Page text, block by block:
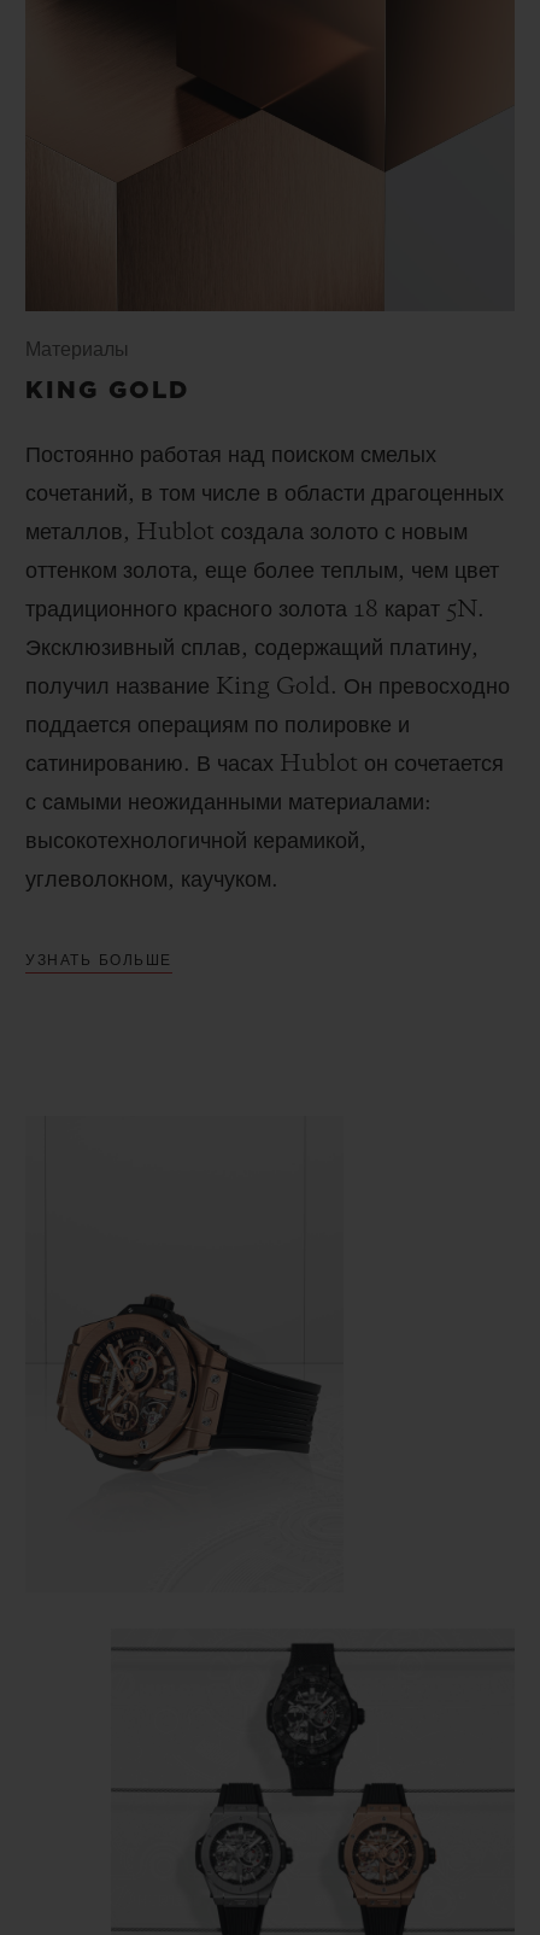
Материалы
KING GOLD
Постоянно работая над поиском смелых
сочетаний, в том числе в области драгоценных
металлов, Hublot создала золото с новым
оттенком золота, еще более теплым, чем цвет
традиционного красного золота 18 карат 5N.
Эксклюзивный сплав, содержащий платину,
получил название King Gold. Он превосходно
поддается операциям по полировке и
сатинированию. В часах Hublot он сочетается
с самыми неожиданными материалами:
высокотехнологичной керамикой,
углеволокном, каучуком.
УЗНАТЬ БОЛЬШЕ